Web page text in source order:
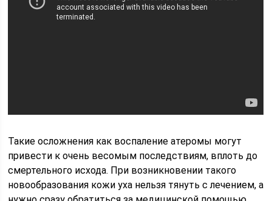
Такие осложнения как воспаление атеромы могут
привести к очень весомым последствиям, вплоть до
смертельного исхода. При возникновении такого
новообразования кожи уха нельзя тянуть с лечением, а